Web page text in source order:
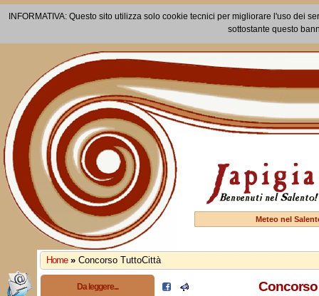
INFORMATIVA: Questo sito utilizza solo cookie tecnici per migliorare l'uso dei
sottostante questo
Meteo nel
Home » Concorso TuttoCittà
Da leggere... Concorso